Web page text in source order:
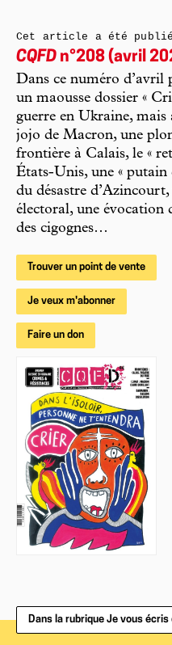
Cet article a été publié
CQFD n°208 (avril
Dans ce numéro d’avril
un maousse dossier «
guerre en Ukraine, mais
jojo de Macron, une
frontière à Calais, le «
États-Unis, une « putain
du désastre
électoral, une évocation
des cigognes…
Trouver un point de vente
Je veux m'abonner
Faire un don
Dans la rubrique Je vous écris